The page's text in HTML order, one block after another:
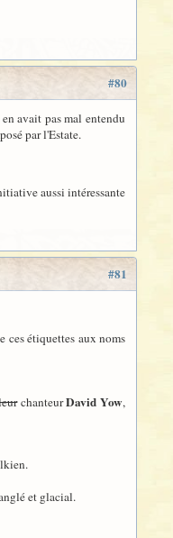
#80
avait pas mal entendu
par l'Estate.
aussi intéressante
#81
ces étiquettes aux noms
chanteurDavid Yow,
et glacial.